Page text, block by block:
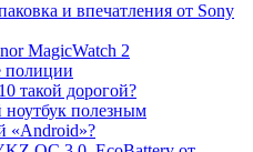
и впечатления от Sony
MagicWatch 2
полиции
такой дорогой?
ноутбук полезным
«Android»?